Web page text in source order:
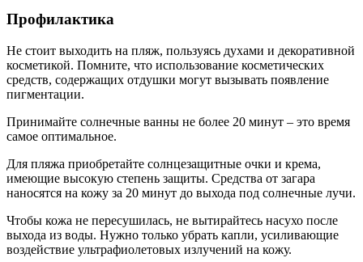
Профилактика
Не стоит выходить на пляж, пользуясь духами и декоративной
косметикой. Помните, что использование косметических
средств, содержащих отдушки могут вызывать появление
пигментации.
Принимайте солнечные ванны не более 20 минут – это время
самое оптимальное.
Для пляжа приобретайте солнцезащитные очки и крема,
имеющие высокую степень защиты. Средства от загара
наносятся на кожу за 20 минут до выхода под солнечные лучи.
Чтобы кожа не пересушилась, не вытирайтесь насухо после
выхода из воды. Нужно только убрать капли, усиливающие
воздействие ультрафиолетовых излучений на кожу.